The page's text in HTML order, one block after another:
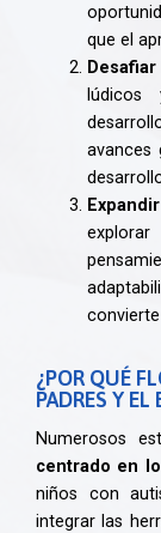
que el
lúdicos
avances
¿POR QUÉ
PADRES Y
Numerosos
centrado en
niños con
integrar las